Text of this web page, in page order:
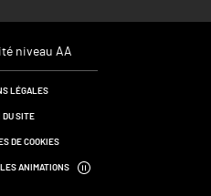
niveau AA
LÉGALES
DU SITE
DE COOKIES
ANIMATIONS